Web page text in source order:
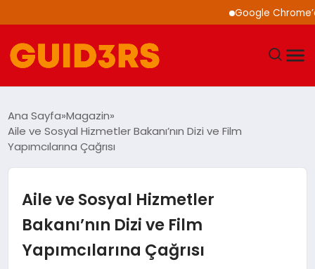
Google Chrome’a
YAŞAM
SAĞLIK
Ana Sayfa Magazin
Aile ve Sosyal Hizmetler Bakanı’nın Dizi ve Film
Yapımcılarına Çağrısı
Aile ve Sosyal Hizmetler
Bakanı’nın Dizi ve Film
Yapımcılarına Çağrısı